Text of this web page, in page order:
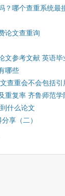
？哪个查重系统最
论文查重询
文参考文献 英语
哪些
查重会不会包括引
重复率 齐鲁师范
什么论文
享（二）